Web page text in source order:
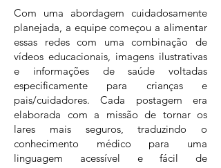
Com uma abordagem cuidadosamente
planejada, a equipe começou a alimentar
essas redes com uma combinação de
vídeos educacionais, imagens ilustrativas
e informações de saúde voltadas
especificamente para crianças e
pais/cuidadores. Cada postagem era
elaborada com a missão de tornar os
lares mais seguros, traduzindo o
conhecimento médico para uma
linguagem acessível e fácil de